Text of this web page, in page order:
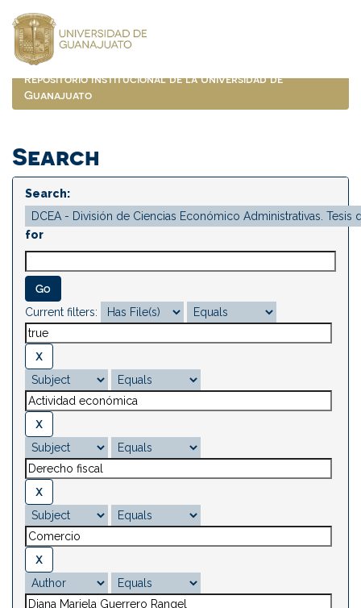
navigation
Repositorio Institucional de la Universidad de
Guanajuato
Search
Search:
for
Current filters: